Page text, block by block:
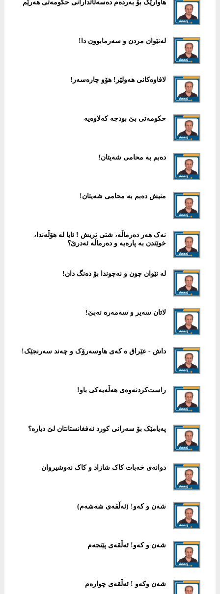
هاوارێک بۆ بەردەم دەسەڵاتدارانی حکومەتی هەرێم
لەنێوان مردن و سەرمابوون دا!
لافاوەکانی هەولێر! هۆو چارەسەر!
حکومەتی بێ بودجە کەلاوەیە
دەبم بە محامی شەیتان!
منیش دەبم بە محامی شەیتان!
نەک هەر دەرماڵە، شتی تریش ! ئایا لە هۆڵەندا،
خوێندن بە پارەیە و دەرماڵە ئەدرێ؟
لە نێوان چون و نەچوندا بۆ دەنگ دان!
لاتان سەیر و سەمەرە نەبێ!
داش - عێراق ە کەی هاوسەرۆک و چەند سەرنجێک!
راست‌کردنەوەی هەڵەیەکی باو!
پەیامێک بۆ سەرانی کورد ئەفغانستانتان لێ دیارە؟
دوانەی خەبات کاک شازاد و کاک نەوشیروان
شەن و کەو! (ئەڵقەی شەشەم)
شەن و کەو! ئەڵقەی پێنجەم
شەن وکەو ! ئەڵقەی چوارەم